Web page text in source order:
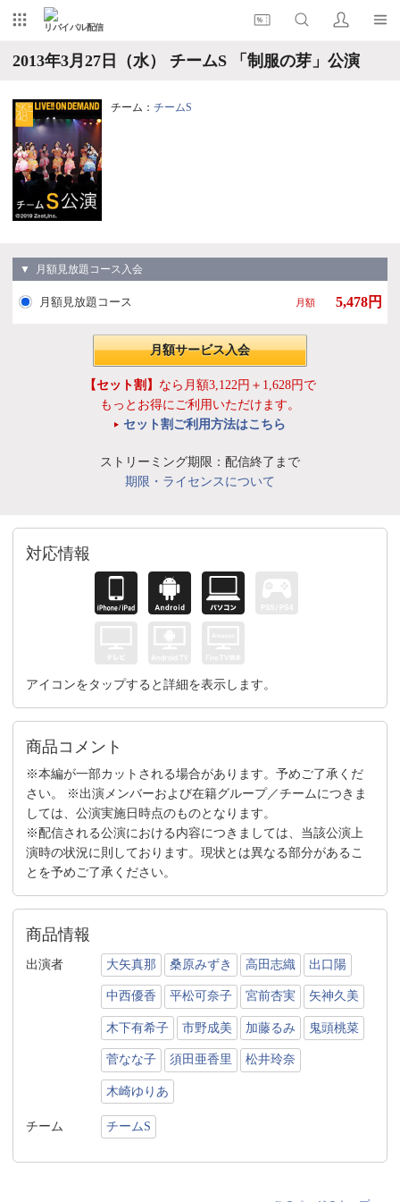
リバイバル配信
2013年3月27日（水） チームS 「制服の芽」公演
チーム： チームS
▼ 月額見放題コース入会
月額見放題コース 月額 5,478円
月額サービス入会
【セット割】 なら月額3,122円＋1,628円で
もっとお得にご利用いただけます。
セット割ご利用方法はこちら
ストリーミング期限：配信終了まで
期限・ライセンスについて
対応情報
アイコンをタップすると詳細を表示します。
商品コメント
※本編が一部カットされる場合があります。予めご了承くだ
さい。 ※出演メンバーおよび在籍グループ／チームにつきま
しては、公演実施日時点のものとなります。
※配信される公演における内容につきましては、当該公演上
演時の状況に則しております。現状とは異なる部分があるこ
とを予めご了承ください。
商品情報
出演者 大矢真那 桑原みずき 高田志織 出口陽
中西優香 平松可奈子 宮前杏実 矢神久美
木下有希子 市野成美 加藤るみ 鬼頭桃菜
菅なな子 須田亜香里 松井玲奈
木崎ゆりあ
チーム チームS